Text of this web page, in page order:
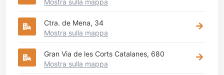
Ctra. de Mena, 34
Mostra sulla mappa
Gran Via de les Corts Catalanes, 680
Mostra sulla mappa